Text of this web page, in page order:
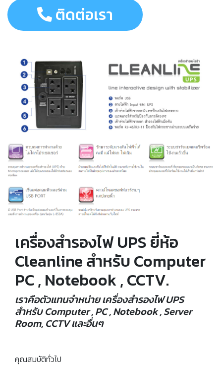
ติดต่อเรา
เครื่องสำรองไฟ UPS ยี่ห้อ
Cleanline สำหรับ Computer
PC , Notebook , CCTV.
เราคือตัวแทนจำหน่าย เครื่องสำรองไฟ UPS
สำหรับ Computer , PC , Notebook , Server
Room, CCTV และอื่นๆ
คุณสมบัติทั่วไป